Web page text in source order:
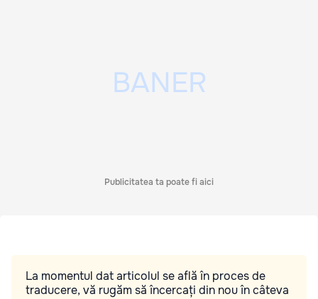
Publicitatea ta poate fi aici
La momentul dat articolul se află în proces de
traducere, vă rugăm să încercați din nou în câteva